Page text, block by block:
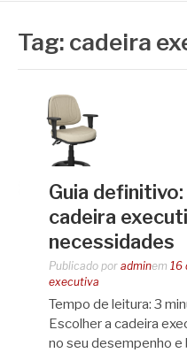
Tag: cadeira
Guia
cadeira
necessidades
Publicado por adminem 16
executiva
Tempo de leitura: 3
Escolher a cadeira
no seu desempenho